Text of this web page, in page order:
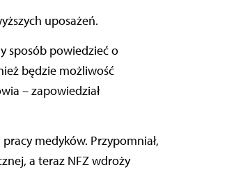
uposażeń.
sposób powiedzieć o
będzie możliwość
– zapowiedział
medyków. Przypomniał,
a teraz NFZ wdroży